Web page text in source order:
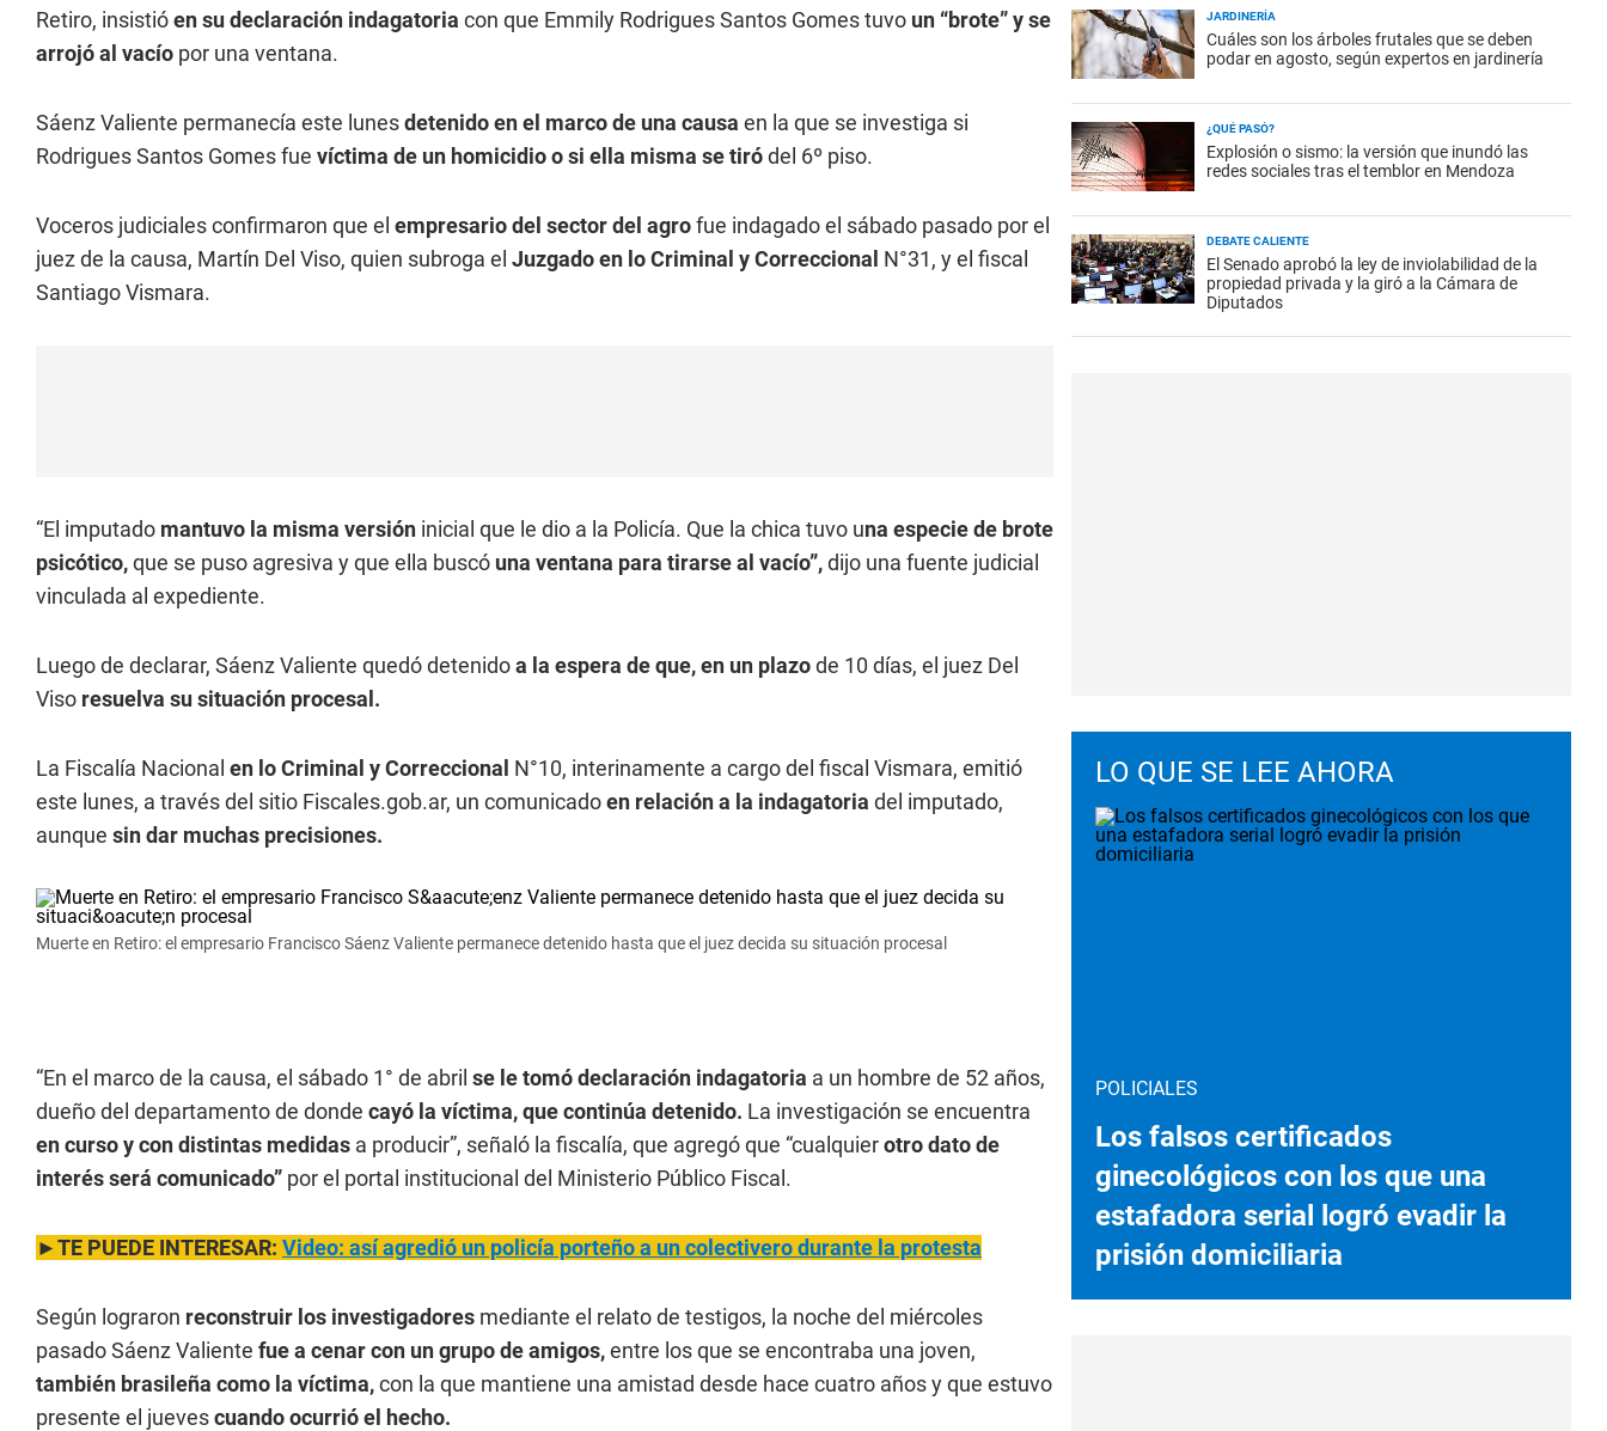
Retiro, insistióen su declaración indagatoria con que Emmily Rodrigues Santos Gomes tuvo un “brote” y se
arrojó al vacío por una ventana.
Sáenz Valiente permanecía este lunesdetenido en el marco de una causa en la que se investiga si
Rodrigues Santos Gomes fue víctima de un homicidio o si ella misma se tiródel 6º piso.
Voceros judiciales confirmaron que el empresario del sector del agrofue indagado el sábado pasado por el
juez de la causa, Martín Del Viso, quien subroga el Juzgado en lo Criminal y Correccional N°31, y el fiscal
Santiago Vismara.
“El imputado mantuvo la misma versión inicial que le dio a la Policía. Que la chica tuvo una especie de brote
psicótico,que se puso agresiva y que ella buscó una ventana para tirarse al vacío”,dijo una fuente judicial
vinculada al expediente.
Luego de declarar, Sáenz Valiente quedó detenidoa la espera de que, en un plazode 10 días, el juez Del
Viso resuelva su situación procesal.
La Fiscalía Nacional en lo Criminal y Correccional N°10, interinamente a cargo del fiscal Vismara, emitió
este lunes, a través del sitio Fiscales.gob.ar, un comunicadoen relación a la indagatoria del imputado,
aunque sin dar muchas precisiones.
Muerte en Retiro: el empresario Francisco Sáenz Valiente permanece detenido hasta que el juez decida su situación procesal
“En el marco de la causa, el sábado 1° de abril se le tomó declaración indagatoria a un hombre de 52 años,
dueño del departamento de donde cayó la víctima, que continúa detenido. La investigación se encuentra
en curso y con distintas medidas a producir”, señaló la fiscalía, que agregó que “cualquierotro dato de
interés será comunicado” por el portal institucional del Ministerio Público Fiscal.
►TE PUEDE INTERESAR: Video: así agredió un policía porteño a un colectivero durante la protesta
Según lograron reconstruir los investigadores mediante el relato de testigos, la noche del miércoles
pasado Sáenz Valiente fue a cenar con un grupo de amigos,entre los que se encontraba una joven,
también brasileña como la víctima,con la que mantiene una amistad desde hace cuatro años y que estuvo
presente el juevescuando ocurrió el hecho.
JARDINERÍA
Cuáles son los árboles frutales que se deben
podar en agosto, según expertos en jardinería
¿QUÉ PASÓ?
Explosión o sismo: la versión que inundó las
redes sociales tras el temblor en Mendoza
DEBATE CALIENTE
El Senado aprobó la ley de inviolabilidad de la
propiedad privada y la giró a la Cámara de
Diputados
LO QUE SE LEE AHORA
POLICIALES
Los falsos certificados
ginecológicos con los que una
estafadora serial logró evadir la
prisión domiciliaria